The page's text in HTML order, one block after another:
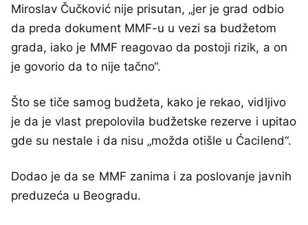
Miroslav Čučković nije prisutan, „jer je grad odbio
da preda dokument MMF-u u vezi sa budžetom
grada, iako je MMF reagovao da postoji rizik, a on
je govorio da to nije tačno“.
Što se tiče samog budžeta, kako je rekao, vidljivo
je da je vlast prepolovila budžetske rezerve i upitao
gde su nestale i da nisu „možda otišle u Ćacilend“.
Dodao je da se MMF zanima i za poslovanje javnih
preduzeća u Beogradu.